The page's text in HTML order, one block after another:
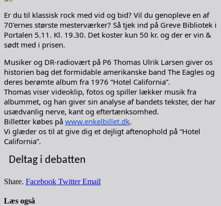
Er du til klassisk rock med vid og bid? Vil du genopleve en af
70’ernes største mesterværker? Så tjek ind på Greve Bibliotek i
Portalen 5.11. Kl. 19.30. Det koster kun 50 kr. og der er vin &
sødt med i prisen.
Musiker og DR-radiovært på P6 Thomas Ulrik Larsen giver os
historien bag det formidable amerikanske band The Eagles og
deres berømte album fra 1976 “Hotel California”.
Thomas viser videoklip, fotos og spiller lækker musik fra
albummet, og han giver sin analyse af bandets tekster, der har
usædvanlig nerve, kant og eftertænksomhed.
Billetter købes på www.enkelbillet.dk.
Vi glæder os til at give dig et dejligt aftenophold på “Hotel
California”.
Deltag i debatten
Share. Facebook Twitter Email
Læs også